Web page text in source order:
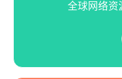
全球网络资